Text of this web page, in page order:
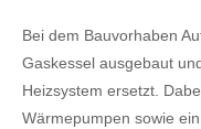
Bei dem Bauvorhaben
Gaskessel ausgebaut
Heizsystem ersetzt.
Wärmepumpen sowie